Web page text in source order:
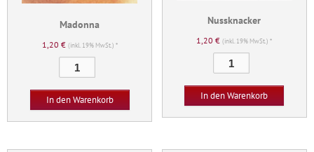
Madonna
1,20 € (inkl. 19% MwSt.) *
Menge
In den Warenkorb
Nussknacker
1,20€ (inkl. 19% MwSt.) *
Menge
In den Warenkorb